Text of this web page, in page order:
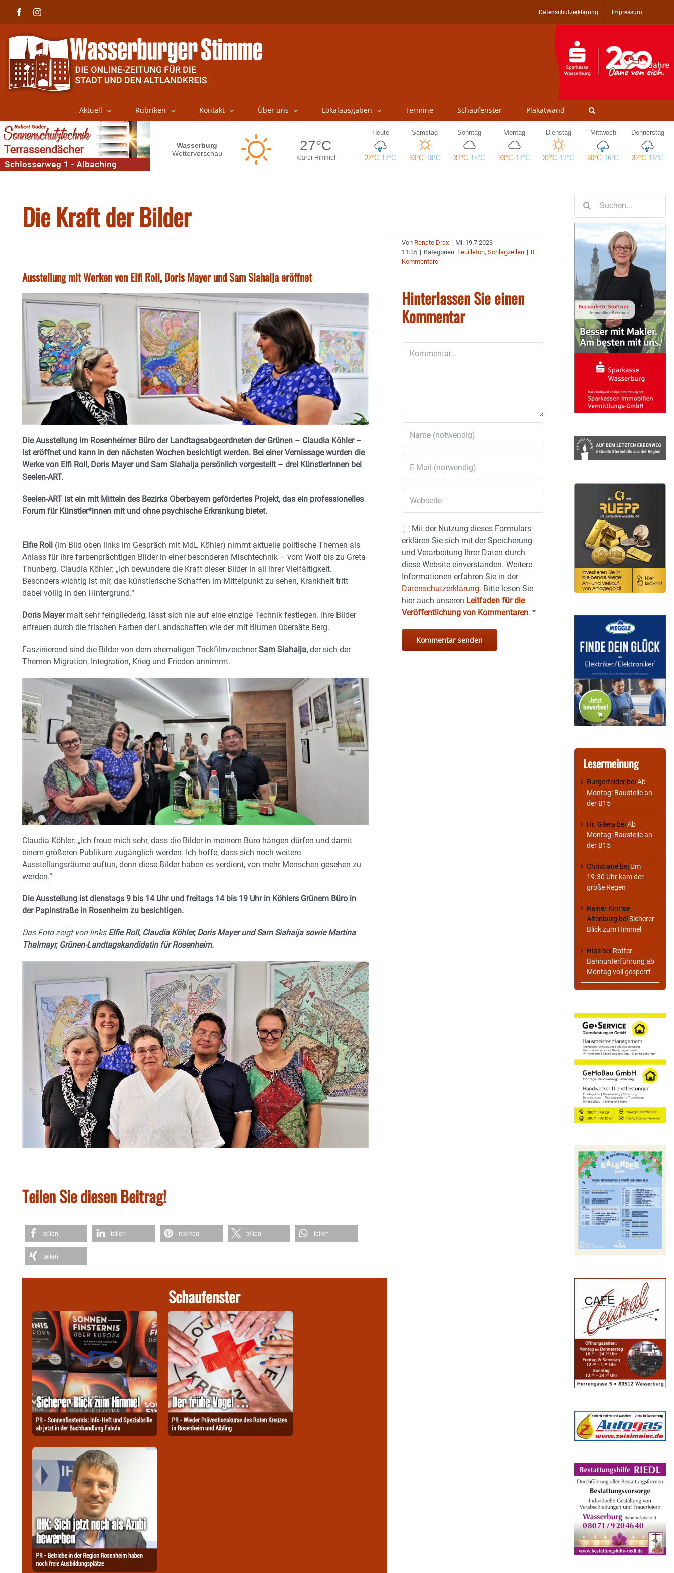
FacebookInstagram Datenschutzerklärung Impressum
Aktuell Rubriken Kontakt Über uns Lokalausgaben Termine Schaufenster Plakatwand
Die Kraft der Bilder
Ausstellung mit Werken von Elfi Roll, Doris Mayer und Sam Siahaija eröffnet
Die Ausstellung im Rosenheimer Büro der Landtagsabgeordneten der Grünen – Claudia Köhler –
ist eröffnet und kann in den nächsten Wochen besichtigt werden. Bei einer Vernissage wurden die
Werke von Elfi Roll, Doris Mayer und Sam Siahaija persönlich vorgestellt – drei KünstlerInnen bei
Seelen-ART.
Seelen-ART ist ein mit Mitteln des Bezirks Oberbayern gefördertes Projekt, das ein professionelles
Forum für Künstler*innen mit und ohne psychische Erkrankung bietet.
Elfie Roll (im Bild oben links im Gespräch mit MdL Köhler) nimmt aktuelle politische Themen als
Anlass für ihre farbenprächtigen Bilder in einer besonderen Mischtechnik – vom Wolf bis zu Greta
Thunberg. Claudia Köhler: „Ich bewundere die Kraft dieser Bilder in all ihrer Vielfältigkeit.
Besonders wichtig ist mir, das künstlerische Schaffen im Mittelpunkt zu sehen, Krankheit tritt
dabei völlig in den Hintergrund.“
Doris Mayermalt sehr feingliederig, lässt sich nie auf eine einzige Technik festlegen. Ihre Bilder
erfreuen durch die frischen Farben der Landschaften wie der mit Blumen übersäte Berg.
Faszinierend sind die Bilder von dem ehemaligen TrickfilmzeichnerSam Siahaija, der sich der
Themen Migration, Integration, Krieg und Frieden annimmt.
Claudia Köhler: „Ich freue mich sehr, dass die Bilder in meinem Büro hängen dürfen und damit
einem größeren Publikum zugänglich werden. Ich hoffe, dass sich noch weitere
Ausstellungsräume auftun, denn diese Bilder haben es verdient, von mehr Menschen gesehen zu
werden.“
Die Ausstellung ist dienstags 9 bis 14 Uhr und freitags 14 bis 19 Uhr in Köhlers Grünem Büro in
der Papinstraße in Rosenheim zu besichtigen.
Das Foto zeigt von linksElfie Roll, Claudia Köhler, Doris Mayer und Sam Siahaija sowie Martina
Thalmayr, Grünen-Landtagskandidatin für Rosenheim.
Teilen Sie diesen Beitrag!
teilen teilen merken teilen teilen
teilen
Schaufenster
Von Renate Drax | Mi. 19.7.2023 -
11:35 | Kategorien: Feuilleton,Schlagzeilen | 0
Kommentare
Hinterlassen Sie einen
Kommentar
Mit der Nutzung dieses Formulars
erklären Sie sich mit der Speicherung
und Verarbeitung Ihrer Daten durch
diese Website einverstanden. Weitere
Informationen erfahren Sie in der
Datenschutzerklärung. Bitte lesen Sie
hier auch unseren Leitfaden für die
Veröffentlichung von Kommentaren.*
nach:
Lesermeinung
Burgerfelder beiAb
Montag: Baustelle an
der B15
Hr. Gilera beiAb
Montag: Baustelle an
der B15
Christiane bei Um
19.30 Uhr kam der
große Regen
Rainer Kirmse ,
Altenburg beiSicherer
Blick zum Himmel
Hias bei Rotter
Bahnunterführung ab
Montag voll gesperrt